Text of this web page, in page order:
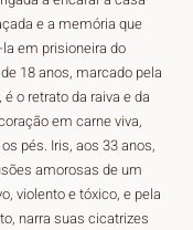
e a memória que
em prisioneira do
18 anos, marcado pela
o retrato da raiva e da
em carne viva,
pés. Iris, aos 33 anos,
amorosas de um
violento e tóxico, e pela
narra suas cicatrizes